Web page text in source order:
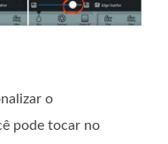
o
pode tocar no